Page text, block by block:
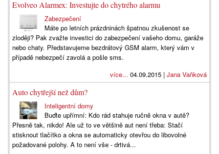
Evolveo Alarmex: Investujte do chytrého alarmu
Zabezpečení
Máte po letních prázdninách špatnou zkušenost se
zloději? Pak zvažte investici do zabezpečení vašeho domu, garáže
nebo chaty. Představujeme bezdrátový GSM alarm, který vám v
případě nebezpečí zavolá a pošle sms.
více... 04.09.2015 | Jana Vaňková
Auto chytřejší než dům?
Inteligentní domy
Buďte upřímní: Kdo rád stahuje ručně okna v autě?
Přesně tak, nikdo! Ale už to ve většině aut není třeba: Stačí
stisknout tlačítko a okna se automaticky otevřou do libovolné
požadované polohy. A to není vše - drtivá...